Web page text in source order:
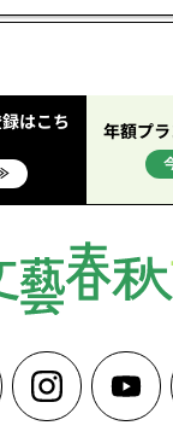
はこち
年額プ